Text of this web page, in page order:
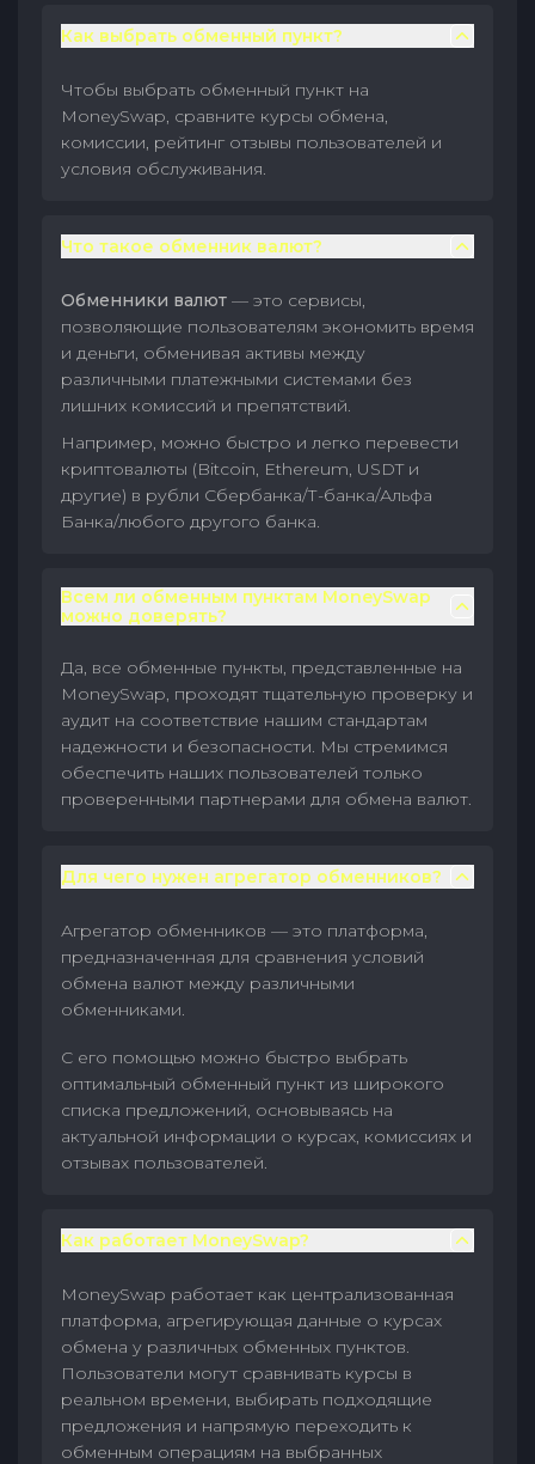
Как выбрать обменный пункт?
Чтобы выбрать обменный пункт на
MoneySwap, сравните курсы обмена,
комиссии, рейтинг отзывы пользователей и
условия обслуживания.
Что такое обменник валют?
Обменники валют — это сервисы,
позволяющие пользователям экономить время
и деньги, обменивая активы между
различными платежными системами без
лишних комиссий и препятствий.
Например, можно быстро и легко перевести
криптовалюты (Bitcoin, Ethereum, USDT и
другие) в рубли Сбербанка/Т-банка/Альфа
Банка/любого другого банка.
Всем ли обменным пунктам MoneySwap
можно доверять?
Да, все обменные пункты, представленные на
MoneySwap, проходят тщательную проверку и
аудит на соответствие нашим стандартам
надежности и безопасности. Мы стремимся
обеспечить наших пользователей только
проверенными партнерами для обмена валют.
Для чего нужен агрегатор обменников?
Агрегатор обменников — это платформа,
предназначенная для сравнения условий
обмена валют между различными
обменниками.
С его помощью можно быстро выбрать
оптимальный обменный пункт из широкого
списка предложений, основываясь на
актуальной информации о курсах, комиссиях и
отзывах пользователей.
Как работает MoneySwap?
MoneySwap работает как централизованная
платформа, агрегирующая данные о курсах
обмена у различных обменных пунктов.
Пользователи могут сравнивать курсы в
реальном времени, выбирать подходящие
предложения и напрямую переходить к
обменным операциям на выбранных